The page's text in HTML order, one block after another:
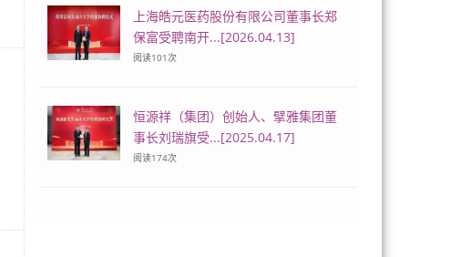
上海皓元医药股份有限公司董事长郑
保富受聘南开...[2026.04.13]
阅读101次
恒源祥（集团）创始人、擘雅集团董
事长刘瑞旗受...[2025.04.17]
阅读174次